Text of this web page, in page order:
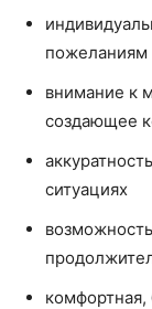
пожеланиям
внимание к
создающее
ситуациях
комфортная,